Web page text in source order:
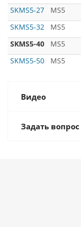
SKMS5-27
MS5
SKMS5-32
MS5
SKMS5-40
MS5
SKMS5-50
MS5
Видео
Задать вопрос